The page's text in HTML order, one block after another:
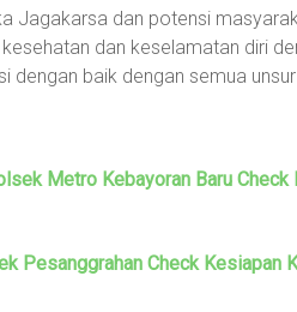
Jagakarsa dan potensi
dan keselamatan diri
dengan baik dengan semua
Metro Kebayoran Baru Check
Pesanggrahan Check Kesiapan